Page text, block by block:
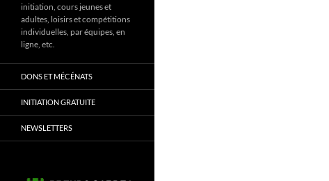
initiation, cours jeunes et
adultes, loisirs et compétitions
individuelles, par équipes, en
ligne, etc.
DONS ET MÉCÉNATS
INITIATION GRATUITE
NEWSLETTERS